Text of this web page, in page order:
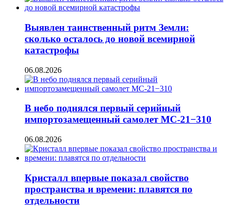
Выявлен таинственный ритм Земли:
сколько осталось до новой всемирной
катастрофы
06.08.2026
В небо поднялся первый серийный
импортозамещенный самолет МС-21−310
06.08.2026
Кристалл впервые показал свойство
пространства и времени: плавятся по
отдельности